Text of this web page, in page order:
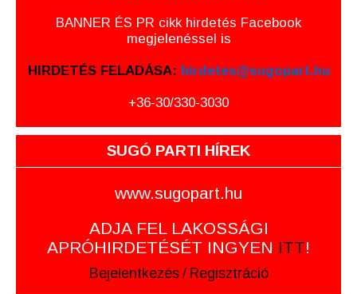
BANNER ÉS PR cikk hirdetés Facebook
megjelenéssel is
HIRDETÉS FELADÁSA: hirdetes@sugopart.hu
+36-30/330-3030
SUGÓ PARTI HÍREK
www.sugopart.hu
ADJA FEL LAKOSSÁGI
APRÓHIRDETÉSÉT INGYEN ITT!
Bejelentkezés / Regisztráció